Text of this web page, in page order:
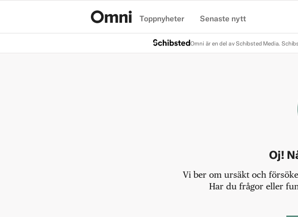
Toppnyheter Senaste nytt
Omni är en del av Schibsted Media.
Oj!
Vi ber om ursäkt och
Har du frågor eller